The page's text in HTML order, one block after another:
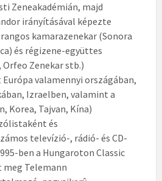
Zeneakadémián, majd
irányításával képezte
kamarazenekar (Sonora
és régizene-együttes
Zenekar stb.)
valamennyi országában,
Izraelben, valamint a
Korea, Tajvan, Kína)
és
televízió-, rádió- és CD-
ben a Hungaroton Classic
Telemann